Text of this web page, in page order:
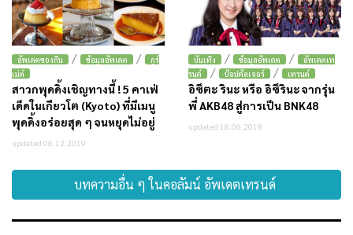
อัพเดตของกิน / ข้อมูลอัพเดต /
กูร์
เม่ต์
สาวกพุดดิ้งเชิญทางนี้ ! 5 คาเฟ่
เด็ดในเกียวโต (Kyoto) ที่มีเมนู
พุดดิ้งอร่อยสุด ๆ จนหยุดไม่อยู่
updated 06.12.2019
บันเทิง / ข้อมูลอัพเดต /
อัพเดตเท
รนด์
/ ป๊อปคัลเจอร์ / เทรนด์
อิซึตะ รินะ หรือ อิซึรินะ จากรุ่น
พี่ AKB48 สู่การเป็น BNK48
updated 18.06.2018
บทความอื่น ๆ ในคอลัมน์ อัพเดตเทรนด์